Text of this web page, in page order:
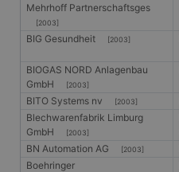
Mehrhoff Partnerschaftsges
[2003]
BIG Gesundheit [2003]
BIOGAS NORD Anlagenbau
GmbH
[2003]
BITO Systems nv [2003]
Blechwarenfabrik Limburg
GmbH
[2003]
BN Automation AG [2003]
Boehringer